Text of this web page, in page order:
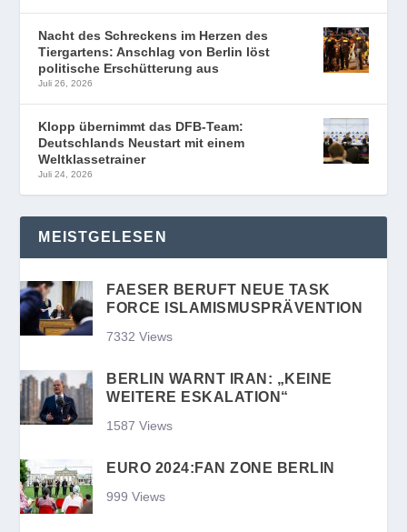
Nacht des Schreckens im Herzen des
Tiergartens: Anschlag von Berlin löst
politische Erschütterung aus
Juli 26, 2026
Klopp übernimmt das DFB-Team:
Deutschlands Neustart mit einem
Weltklassetrainer
Juli 24, 2026
MEISTGELESEN
FAESER BERUFT NEUE TASK
FORCE ISLAMISMUSPRÄVENTION
7332 Views
BERLIN WARNT IRAN: „KEINE
WEITERE ESKALATION“
1587 Views
EURO 2024:FAN ZONE BERLIN
999 Views